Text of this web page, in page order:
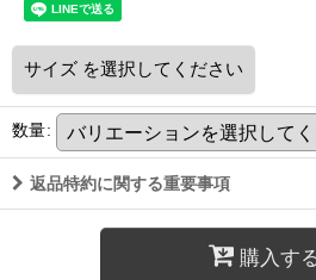
サイズ を選択してください
数量:
返品特約に関する重要事項
購入す